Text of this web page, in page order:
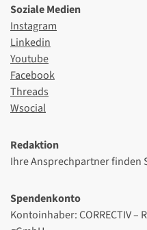
Soziale Medien
Instagram
Linkedin
Youtube
Facebook
Threads
Wsocial
Redaktion
Ihre Ansprechpartner finden
Spendenkonto
Kontoinhaber: CORRECTIV